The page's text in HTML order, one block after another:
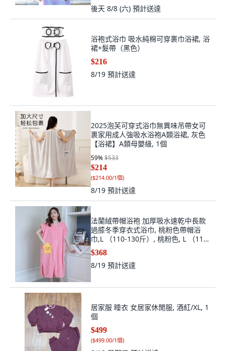
後天 8/8 (六) 預計送達
浴袍式浴巾 吸水純棉可穿裹巾浴裙, 浴
裙+髮帶（黑色）
$216
8/19 預計送達
2025泡芙可穿式浴巾無異味吊帶女可
裹家用成人強吸水浴袍A類浴裙, 灰色
【浴裙】A類母嬰級, 1個
59%$533
$214
($214.00/1個)
8/19 預計送達
法蘭絨帶帽浴袍 加厚吸水速乾中長款
過膝冬季穿衣式浴巾, 桃粉色帶帽浴
巾,L （110-130斤）, 桃粉色, L （110-
130斤）
$368
8/19 預計送達
居家服 睡衣 女居家休閒服, 酒紅/XL, 1
個
$499
($499.00/1個)